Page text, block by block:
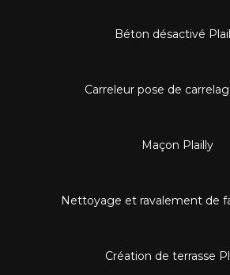
Béton désactivé
Carreleur pose de
Maçon Plailly
Nettoyage et ravalement de
Création de terrasse